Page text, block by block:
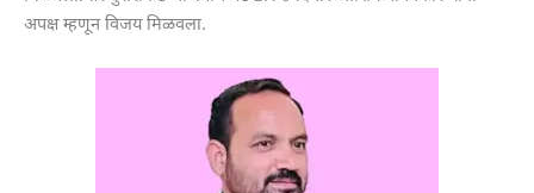
अपक्ष म्हणून विजय मिळवला.